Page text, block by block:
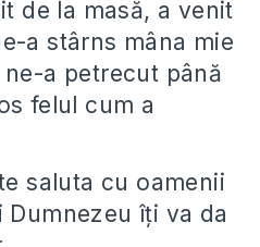
de la masă, a venit
a stârns mâna mie
a petrecut până
felul cum a
saluta cu oamenii
îţi va da